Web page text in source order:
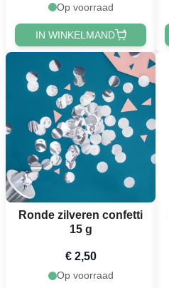
Op voorraad
IN WINKELMAND
Ronde zilveren confetti
15 g
€ 2,50
Op voorraad